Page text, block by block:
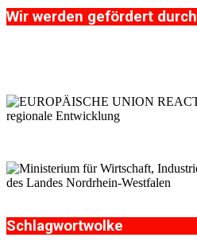
Wir werden gefördert durch
Schlagwortwolke